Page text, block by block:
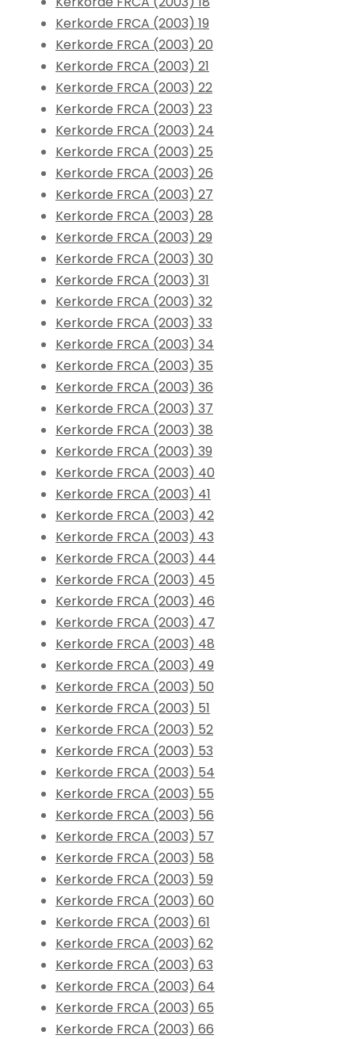
Kerkorde FRCA (2003) 19
Kerkorde FRCA (2003) 20
Kerkorde FRCA (2003) 21
Kerkorde FRCA (2003) 22
Kerkorde FRCA (2003) 23
Kerkorde FRCA (2003) 24
Kerkorde FRCA (2003) 25
Kerkorde FRCA (2003) 26
Kerkorde FRCA (2003) 27
Kerkorde FRCA (2003) 28
Kerkorde FRCA (2003) 29
Kerkorde FRCA (2003) 30
Kerkorde FRCA (2003) 31
Kerkorde FRCA (2003) 32
Kerkorde FRCA (2003) 33
Kerkorde FRCA (2003) 34
Kerkorde FRCA (2003) 35
Kerkorde FRCA (2003) 36
Kerkorde FRCA (2003) 37
Kerkorde FRCA (2003) 38
Kerkorde FRCA (2003) 39
Kerkorde FRCA (2003) 40
Kerkorde FRCA (2003) 41
Kerkorde FRCA (2003) 42
Kerkorde FRCA (2003) 43
Kerkorde FRCA (2003) 44
Kerkorde FRCA (2003) 45
Kerkorde FRCA (2003) 46
Kerkorde FRCA (2003) 47
Kerkorde FRCA (2003) 48
Kerkorde FRCA (2003) 49
Kerkorde FRCA (2003) 50
Kerkorde FRCA (2003) 51
Kerkorde FRCA (2003) 52
Kerkorde FRCA (2003) 53
Kerkorde FRCA (2003) 54
Kerkorde FRCA (2003) 55
Kerkorde FRCA (2003) 56
Kerkorde FRCA (2003) 57
Kerkorde FRCA (2003) 58
Kerkorde FRCA (2003) 59
Kerkorde FRCA (2003) 60
Kerkorde FRCA (2003) 61
Kerkorde FRCA (2003) 62
Kerkorde FRCA (2003) 63
Kerkorde FRCA (2003) 64
Kerkorde FRCA (2003) 65
Kerkorde FRCA (2003) 66